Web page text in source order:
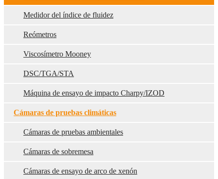
Medidor del índice de fluidez
Reómetros
Viscosímetro Mooney
DSC/TGA/STA
Máquina de ensayo de impacto Charpy/IZOD
Cámaras de pruebas climáticas
Cámaras de pruebas ambientales
Cámaras de sobremesa
Cámaras de ensayo de arco de xenón